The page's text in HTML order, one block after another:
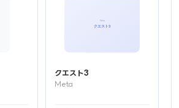
クエスト3
Meta